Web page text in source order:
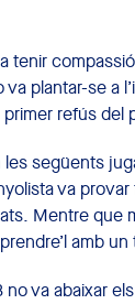
tenir
plantar-se a
refús del
les següents
va
Mentre que
amb un
va abaixar